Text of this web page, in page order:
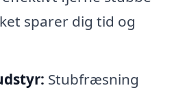
sparer dig tid og
Stubfræsning